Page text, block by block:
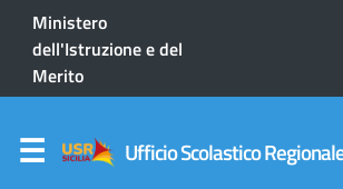
Ministero
dell'Istruzione e del
Merito
Ufficio Scolastico